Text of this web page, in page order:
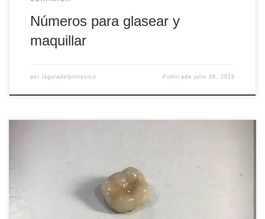
Números para glasear y
maquillar
por laguiadelprotesico Publicadajulio 16, 2019
Consiste en la colocación de la Corona (no glaseada) en
boca del paciente sobre el muñón, para poder comprobar
que en el laboratorio han colocado la cerámica
correctamente. Se evaluará la forma y la proporción. Una
vez hecha la prueba del bizcocho (en clínica), se volverá a